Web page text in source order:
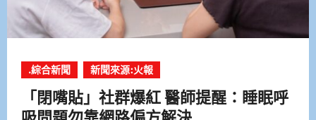
.綜合新聞 新聞來源:火報
「閉嘴貼」社群爆紅 醫師提醒：睡眠呼